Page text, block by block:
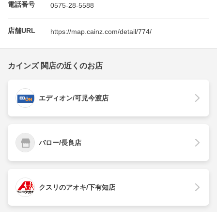
電話番号 0575-28-5588
店舗URL https://map.cainz.com/detail/774/
カインズ 関店の近くのお店
エディオン/可児今渡店
バロー/長良店
クスリのアオキ/下有知店